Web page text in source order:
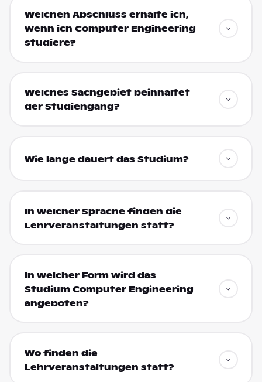
Welchen Abschluss erhalte ich,
wenn ich Computer Engineering
studiere?
Welches Sachgebiet beinhaltet
der Studiengang?
Wie lange dauert das Studium?
In welcher Sprache finden die
Lehrveranstaltungen statt?
In welcher Form wird das
Studium Computer Engineering
angeboten?
Wo finden die
Lehrveranstaltungen statt?